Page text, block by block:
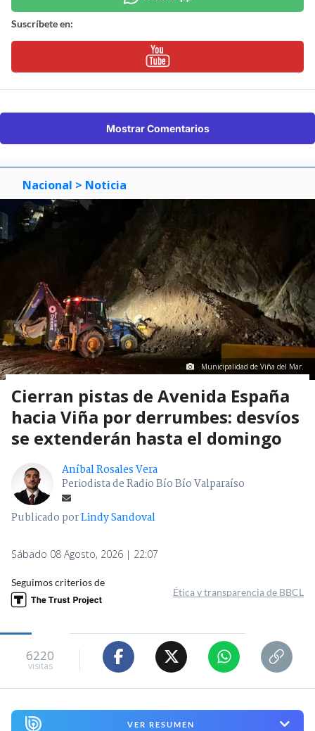
Suscríbete en:
Mostrar Comentarios
Nacional > Noticia
Municipalidad de Viña del Mar.
Cierran pistas de Avenida España
hacia Viña por derrumbes: desvíos
se extenderán hasta el domingo
Aníbal Rosales Vera
Periodista de Radio Bío Bío Valparaíso
Publicado porLindy Sandoval
Sábado 08 Agosto, 2026 | 22:07
Seguimos criterios de
Ética y transparencia de BBCL
6220
visitas
VER RESUMEN